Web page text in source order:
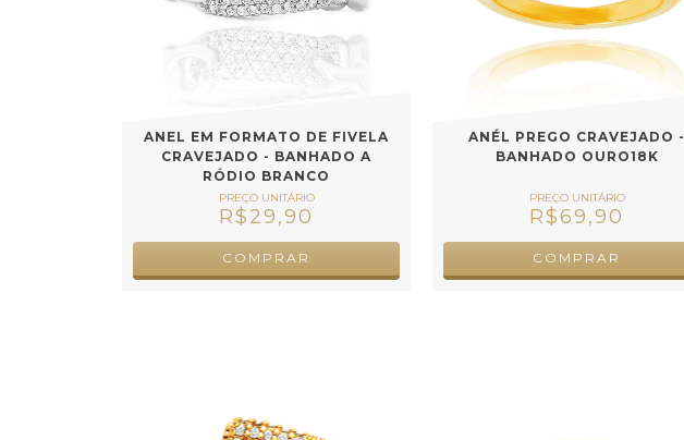
ANEL EM FORMATO DE FIVELA
CRAVEJADO - BANHADO A
RÓDIO BRANCO
R$29,90
COMPRAR
ANÉL PREGO CRAVEJADO -
BANHADO OURO18K
R$69,90
COMPRAR